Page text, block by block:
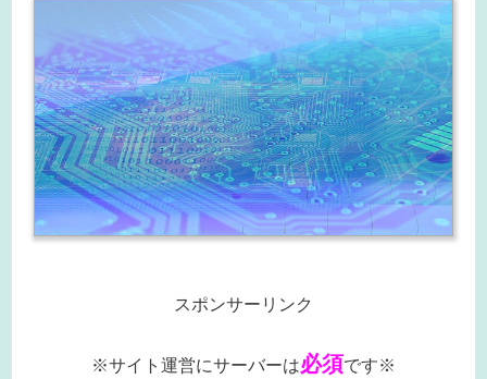
スポンサーリンク
※サイト運営にサーバーは必須です※